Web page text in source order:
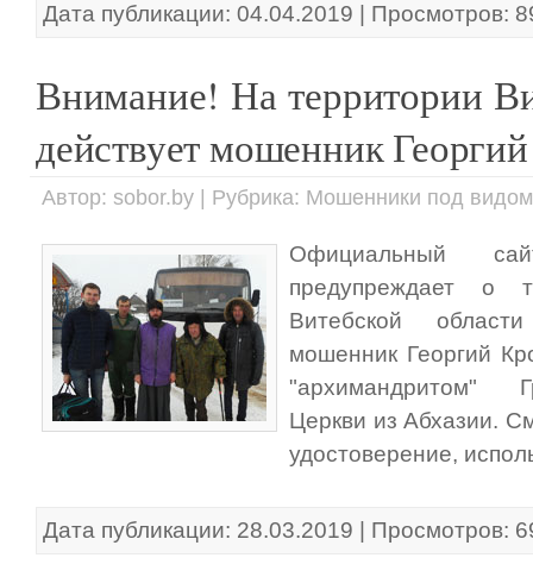
Дата публикации: 04.04.2019 | Просмотров:
Внимание! На территории
действует мошенник
Автор: sobor.by | Рубрика: Мошенники под
Официальный
предупреждает о
Витебской
мошенник Георгий
"архимандритом"
Церкви из Абхазии.
удостоверение,
Дата публикации: 28.03.2019 | Просмотров: